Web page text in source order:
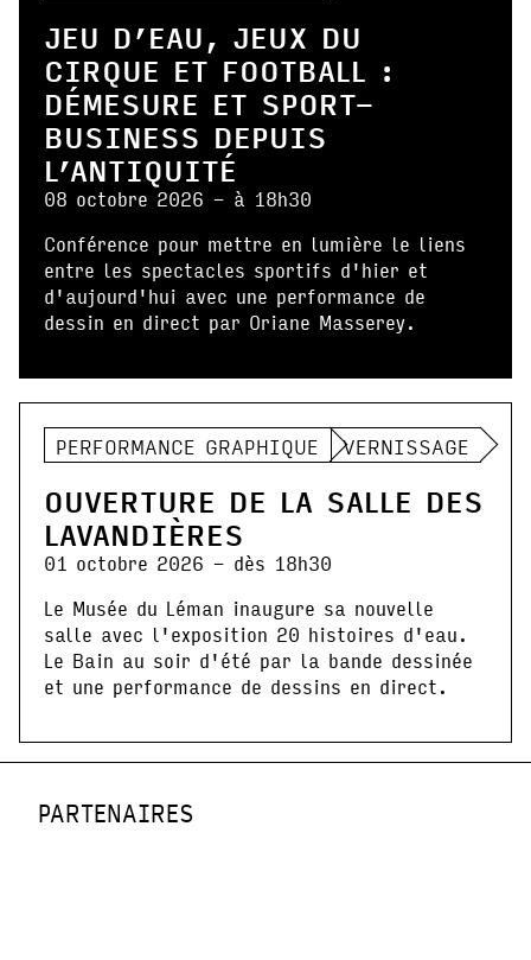
JEU D’EAU, JEUX DU
CIRQUE ET FOOTBALL :
DÉMESURE ET SPORT-
BUSINESS DEPUIS
L’ANTIQUITÉ
08 octobre 2026 - à 18h30
Conférence pour mettre en lumière le liens
entre les spectacles sportifs d'hier et
d'aujourd'hui avec une performance de
dessin en direct par Oriane Masserey.
PERFORMANCE GRAPHIQUE VERNISSAGE
OUVERTURE DE LA SALLE DES
LAVANDIÈRES
01 octobre 2026 - dès 18h30
Le Musée du Léman inaugure sa nouvelle
salle avec l'exposition 20 histoires d'eau.
Le Bain au soir d'été par la bande dessinée
et une performance de dessins en direct.
PARTENAIRES